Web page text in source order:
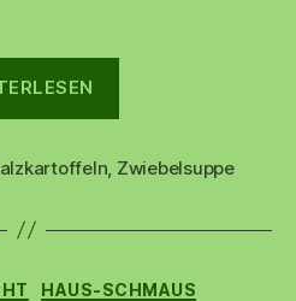
Zwiebelsuppe
Kategorien
HAUS-SCHMAUS